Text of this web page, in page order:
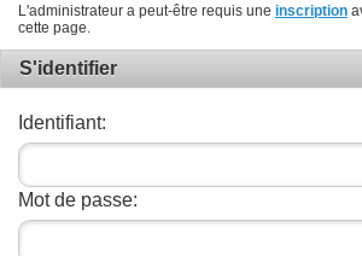
L'administrateur a peut-être requis une inscription
cette page.
S'identifier
Identifiant:
Mot de passe: